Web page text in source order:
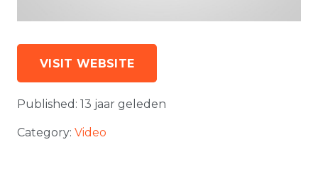
VISIT WEBSITE
Published: 13 jaar geleden
Category: Video